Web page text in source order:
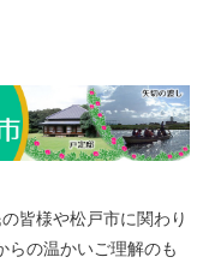
らの温かいご理解のも